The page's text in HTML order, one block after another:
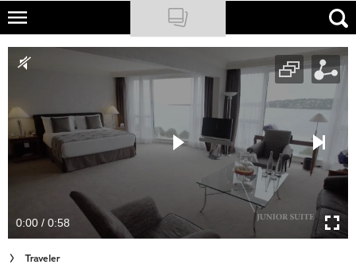
Skip
main
NATIONAL GEOGRAPHIC
PODCASTY
Sklep
Cuda Polski
Wielki Konkurs Fotograficzny
0:00 / 0:58
Traveler